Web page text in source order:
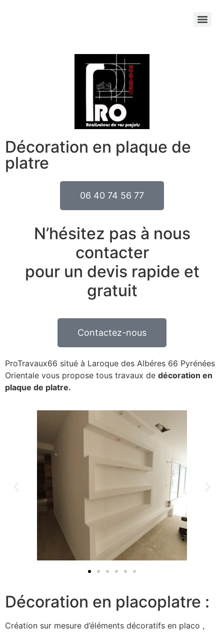
Décoration en plaque de
platre
06 40 74 56 77
N’hésitez pas à nous
contacter
pour un devis rapide et
gratuit
Contactez-nous
ProTravaux66 situé à Laroque des Albéres 66 Pyrénées
Orientale vous propose tous travaux de décoration en
plaque de platre.
Décoration en placoplatre :
Création sur mesure d’éléments décoratifs en placo ,